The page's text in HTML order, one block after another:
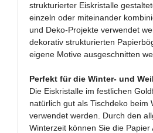
strukturierter Eiskristalle
einzeln oder miteinander
und Deko-Projekte verwendet
dekorativ strukturierten
eigene Motive ausgeschnitten
Perfekt für die Winter- und
Die Eiskristalle im festlichen
natürlich gut als Tischdeko beim
verwendet werden. Durch den
Winterzeit können Sie die Papier